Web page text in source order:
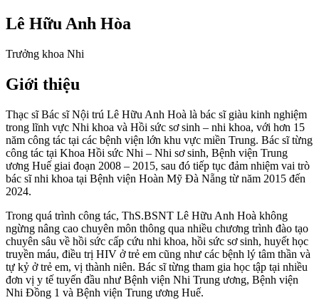
Lê Hữu Anh Hòa
Trưởng khoa Nhi
Giới thiệu
Thạc sĩ Bác sĩ Nội trú Lê Hữu Anh Hoà là bác sĩ giàu kinh nghiệm
trong lĩnh vực Nhi khoa và Hồi sức sơ sinh – nhi khoa, với hơn 15
năm công tác tại các bệnh viện lớn khu vực miền Trung. Bác sĩ từng
công tác tại Khoa Hồi sức Nhi – Nhi sơ sinh, Bệnh viện Trung
ương Huế giai đoạn 2008 – 2015, sau đó tiếp tục đảm nhiệm vai trò
bác sĩ nhi khoa tại Bệnh viện Hoàn Mỹ Đà Nẵng từ năm 2015 đến
2024.
Trong quá trình công tác, ThS.BSNT Lê Hữu Anh Hoà không
ngừng nâng cao chuyên môn thông qua nhiều chương trình đào tạo
chuyên sâu về hồi sức cấp cứu nhi khoa, hồi sức sơ sinh, huyết học
truyền máu, điều trị HIV ở trẻ em cũng như các bệnh lý tâm thần và
tự kỷ ở trẻ em, vị thành niên. Bác sĩ từng tham gia học tập tại nhiều
đơn vị y tế tuyến đầu như Bệnh viện Nhi Trung ương, Bệnh viện
Nhi Đồng 1 và Bệnh viện Trung ương Huế.